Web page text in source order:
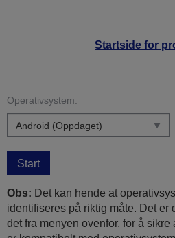
Startside for
Operativsystem:
Start
Obs: Det kan hende at
identifiseres på riktig måte. Det er
det fra menyen ovenfor, for å